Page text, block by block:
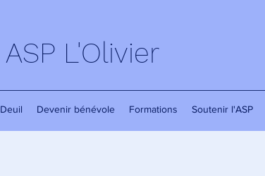
ASP L'Olivier
Deuil Devenir bénévole Formations Soutenir l'ASP